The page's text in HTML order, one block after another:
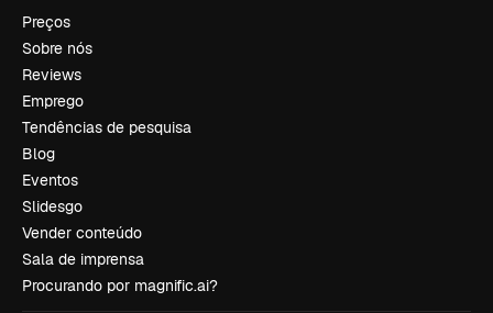
Preços
Sobre nós
Reviews
Emprego
Tendências de pesquisa
Blog
Eventos
Slidesgo
Vender conteúdo
Sala de imprensa
Procurando por magnific.ai?